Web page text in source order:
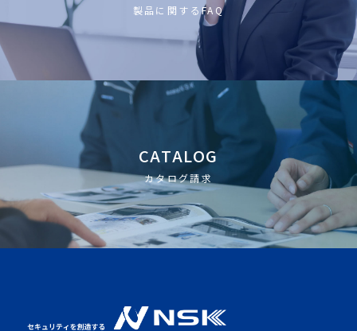
製品に関するFAQ
CATALOG
カタログ請求